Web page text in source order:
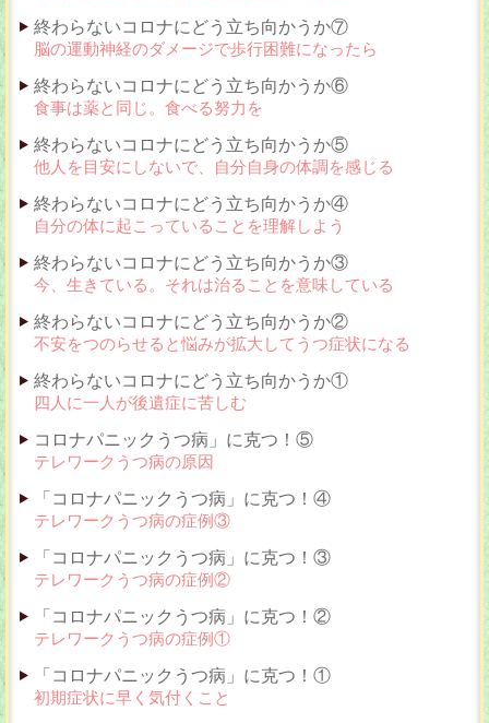
終わらないコロナにどう立ち向かうか⑦
脳の運動神経のダメージで歩行困難になったら
終わらないコロナにどう立ち向かうか⑥
食事は薬と同じ。食べる努力を
終わらないコロナにどう立ち向かうか⑤
他人を目安にしないで、自分自身の体調を感じる
終わらないコロナにどう立ち向かうか④
自分の体に起こっていることを理解しよう
終わらないコロナにどう立ち向かうか③
今、生きている。それは治ることを意味している
終わらないコロナにどう立ち向かうか②
不安をつのらせると悩みが拡大してうつ症状になる
終わらないコロナにどう立ち向かうか①
四人に一人が後遺症に苦しむ
コロナパニックうつ病」に克つ！⑤
テレワークうつ病の原因
「コロナパニックうつ病」に克つ！④
テレワークうつ病の症例③
「コロナパニックうつ病」に克つ！③
テレワークうつ病の症例②
「コロナパニックうつ病」に克つ！②
テレワークうつ病の症例①
「コロナパニックうつ病」に克つ！①
初期症状に早く気付くこと